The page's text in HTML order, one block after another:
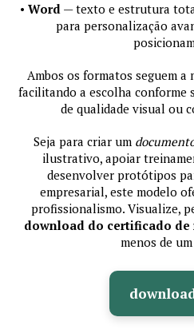
• Word — texto e estrutura
para personalização
Ambos os formatos seguem
facilitando a escolha conforme
de qualidade visual ou
Seja para criar um
ilustrativo, apoiar
desenvolver protótipos
empresarial, este modelo
profissionalismo. Visualize,
download do certificado
menos de